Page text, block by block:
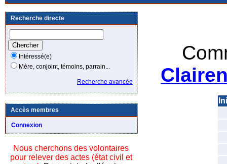
Recherche directe
Intéressé(e)
Mère, conjoint, témoins, parrain...
Recherche avancée
Accès membres
Connexion
Nous cherchons des volontaires
pour relever des actes (état civil et